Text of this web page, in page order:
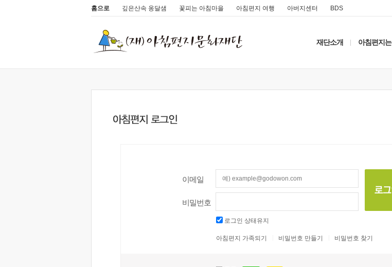
홈으로 깊은산속 옹달샘 꽃피는 아침마을 아침편지 여행 아버지센터 BDS
재단소개 아침편지는
이메일
비밀번호
로그인 상태유지
아침편지 가족되기 비밀번호 만들기 비밀번호 찾기